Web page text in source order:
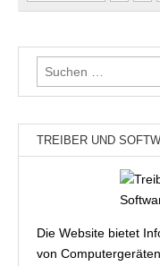
Suchen
nach:
TREIBER UND
Die Website bietet
von